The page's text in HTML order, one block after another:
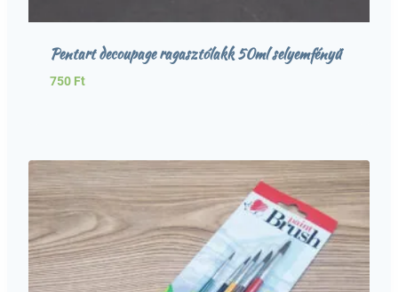
Pentart decoupage ragasztólakk 50ml selyemfényű
750 Ft